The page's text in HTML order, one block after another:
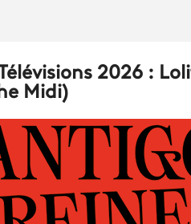
2026 :
Midi)